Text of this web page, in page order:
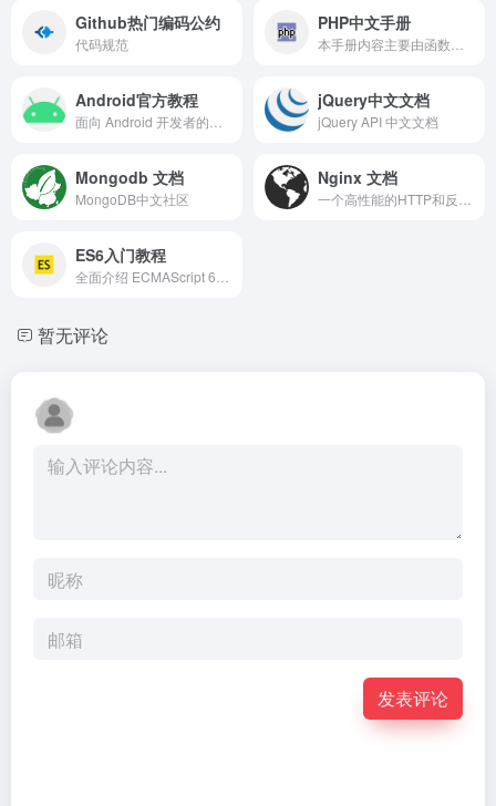
Github热门编码公约
代码规范
PHP中文手册
Android官方教程 jQuery中文文档
jQuery API 中文文档
Mongodb 文档
MongoDB中文社区
Nginx 文档
ES6入门教程
暂无评论
发表评论